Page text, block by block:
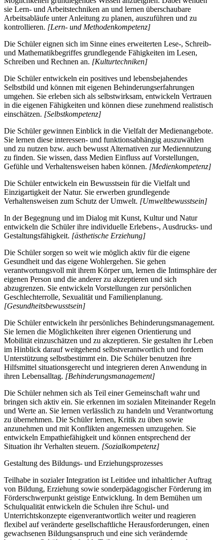
sie Lern- und Arbeitstechniken an und lernen überschaubare
Arbeitsabläufe unter Anleitung zu planen, auszuführen und zu
kontrollieren. [Lern- und Methodenkompetenz]
Die Schüler eignen sich im Sinne eines erweiterten Lese-, Schreib-
und Mathematikbegriffes grundlegende Fähigkeiten im Lesen,
Schreiben und Rechnen an. [Kulturtechniken]
Die Schüler entwickeln ein positives und lebensbejahendes
Selbstbild und können mit eigenen Behinderungserfahrungen
umgehen. Sie erleben sich als selbstwirksam, entwickeln Vertrauen
in die eigenen Fähigkeiten und können diese zunehmend realistisch
einschätzen. [Selbstkompetenz]
Die Schüler gewinnen Einblick in die Vielfalt der Medienangebote.
Sie lernen diese interessen- und funktionsabhängig auszuwählen
und zu nutzen bzw. auch bewusst Alternativen zur Mediennutzung
zu finden. Sie wissen, dass Medien Einfluss auf Vorstellungen,
Gefühle und Verhaltensweisen haben können. [Medienkompetenz]
Die Schüler entwickeln ein Bewusstsein für die Vielfalt und
Einzigartigkeit der Natur. Sie erwerben grundlegende
Verhaltensweisen zum Schutz der Umwelt. [Umweltbewusstsein]
In der Begegnung und im Dialog mit Kunst, Kultur und Natur
entwickeln die Schüler ihre individuelle Erlebens-, Ausdrucks- und
Gestaltungsfähigkeit. [ästhetische Erziehung]
Die Schüler sorgen so weit wie möglich aktiv für die eigene
Gesundheit und das eigene Wohlergehen. Sie gehen
verantwortungsvoll mit ihrem Körper um, lernen die Intimsphäre der
eigenen Person und die anderer zu akzeptieren und sich
abzugrenzen. Sie entwickeln Vorstellungen zur persönlichen
Geschlechterrolle, Sexualität und Familienplanung.
[Gesundheitsbewusstsein]
Die Schüler entwickeln ihr persönliches Behinderungsmanagement.
Sie lernen die Möglichkeiten ihrer eigenen Orientierung und
Mobilität einzuschätzen und zu akzeptieren. Sie gestalten ihr Leben
im Hinblick darauf weitgehend selbstverantwortlich und fordern
Unterstützung selbstbestimmt ein. Die Schüler benutzen ihre
Hilfsmittel situationsgerecht und integrieren deren Anwendung in
ihren Lebensalltag. [Behinderungsmanagement]
Die Schüler nehmen sich als Teil einer Gemeinschaft wahr und
bringen sich aktiv ein. Sie erkennen im sozialen Miteinander Regeln
und Werte an. Sie lernen verlässlich zu handeln und Verantwortung
zu übernehmen. Die Schüler lernen, Kritik zu üben sowie
anzunehmen und mit Konflikten angemessen umzugehen. Sie
entwickeln Empathiefähigkeit und können entsprechend der
Situation ihr Verhalten steuern. [Sozialkompetenz]
Gestaltung des Bildungs- und Erziehungsprozesses
Teilhabe in sozialer Integration ist Leitidee und inhaltlicher Auftrag
von Bildung, Erziehung sowie sonderpädagogischer Förderung im
Förderschwerpunkt geistige Entwicklung. In dem Bemühen um
Schulqualität entwickeln die Schulen ihre Schul- und
Unterrichtskonzepte eigenverantwortlich weiter und reagieren
flexibel auf veränderte gesellschaftliche Herausforderungen, einen
gewachsenen Bildungsanspruch und eine sich verändernde